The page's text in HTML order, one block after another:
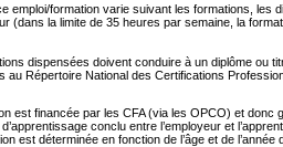
emploi/formation varie suivant les formations, les
(dans la limite de 35 heures par semaine, la
dispensées doivent conduire à un diplôme ou
au Répertoire National des Certifications
est financée par les CFA (via les OPCO) et donc
conclu entre l’employeur et
est déterminée en fonction de l’âge et de l’année